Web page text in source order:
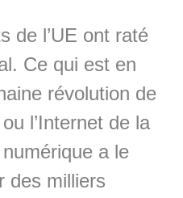
de l’UE ont raté
Ce qui est en
révolution de
l’Internet de la
a le
des milliers